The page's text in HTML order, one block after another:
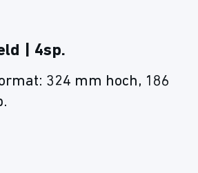
| 4sp.
324 mm hoch, 186